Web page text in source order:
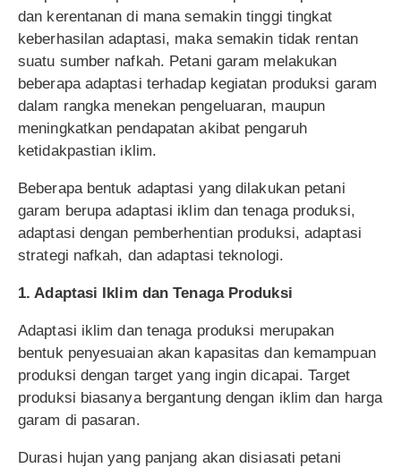
dan kerentanan di mana semakin tinggi tingkat
keberhasilan adaptasi, maka semakin tidak rentan
suatu sumber nafkah. Petani garam melakukan
beberapa adaptasi terhadap kegiatan produksi garam
dalam rangka menekan pengeluaran, maupun
meningkatkan pendapatan akibat pengaruh
ketidakpastian iklim.
Beberapa bentuk adaptasi yang dilakukan petani
garam berupa adaptasi iklim dan tenaga produksi,
adaptasi dengan pemberhentian produksi, adaptasi
strategi nafkah, dan adaptasi teknologi.
1. Adaptasi Iklim dan Tenaga Produksi
Adaptasi iklim dan tenaga produksi merupakan
bentuk penyesuaian akan kapasitas dan kemampuan
produksi dengan target yang ingin dicapai. Target
produksi biasanya bergantung dengan iklim dan harga
garam di pasaran.
Durasi hujan yang panjang akan disiasati petani